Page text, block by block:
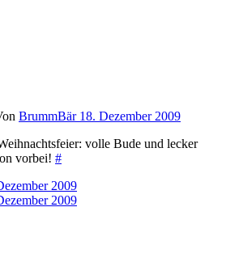
BrummBär 18. Dezember 2009
volle Bude und lecker
vorbei! #
2009
2009